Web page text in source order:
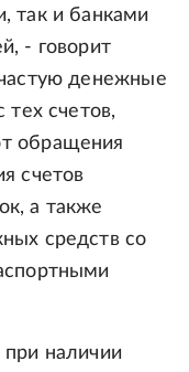
так и банками
- говорит
денежные
тех счетов,
обращения
счетов
а также
средств со
наличии